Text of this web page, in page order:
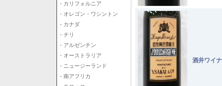
- カリフォルニア
- オレゴン・ワシントン
- カナダ
- チリ
- アルゼンチン
- オーストラリア
- ニュージーランド
- 南アフリカ
酒井ワイ